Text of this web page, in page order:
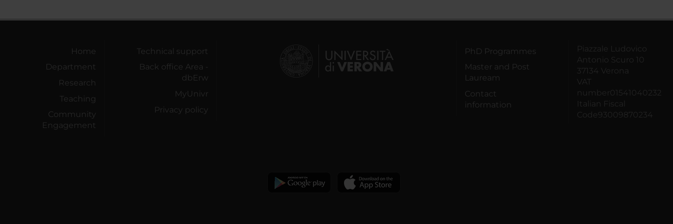
Home
Department
Research
Teaching
Community
Engagement
Technical support
Back office Area -
dbErw
MyUnivr
Privacy policy
PhD Programmes
Master and Post
Lauream
Contact
information
Piazzale Ludovico
Antonio Scuro 10
37134 Verona
VAT
number01541040232
Italian Fiscal
Code93009870234